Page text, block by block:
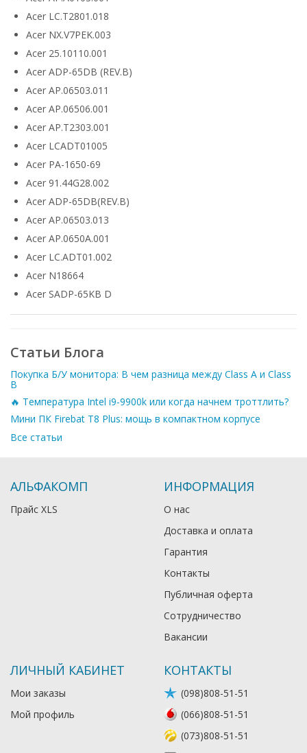
Acer LC.T2801.018
Acer NX.V7PEK.003
Acer 25.10110.001
Acer ADP-65DB (REV.B)
Acer AP.06503.011
Acer AP.06506.001
Acer AP.T2303.001
Acer LCADT01005
Acer PA-1650-69
Acer 91.44G28.002
Acer ADP-65DB(REV.B)
Acer AP.06503.013
Acer AP.0650A.001
Acer LC.ADT01.002
Acer N18664
Acer SADP-65KB D
Статьи Блога
Покупка Б/У монитора: В чем разница между Class A и Class
B
🔥 Температура Intel i9-9900k или когда начнем троттлить?
Мини ПК Firebat T8 Plus: мощь в компактном корпусе
Все статьи
АЛЬФАКОМП
Прайс XLS
ИНФОРМАЦИЯ
О нас
Доставка и оплата
Гарантия
Контакты
Публичная оферта
Сотрудничество
Вакансии
ЛИЧНЫЙ КАБИНЕТ
Мои заказы
Мой профиль
КОНТАКТЫ
(098)808-51-51
(066)808-51-51
(073)808-51-51